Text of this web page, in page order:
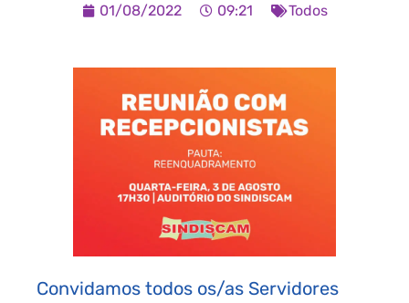
01/08/2022 09:21 Todos
Convidamos todos os/as Servidores